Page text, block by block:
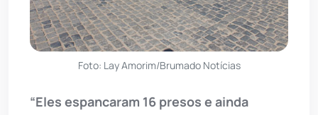
Foto: Lay Amorim/Brumado Notícias
“Eles espancaram 16 presos e ainda